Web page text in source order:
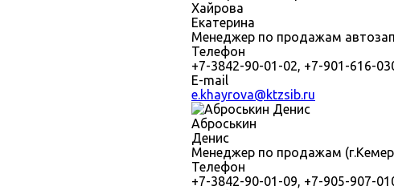
Хайрова
Екатерина
Менеджер по продажам
Телефон
+7-3842-90-01-02, +7-901-616-
E-mail
e.khayrova@ktzsib.ru
Аброськин
Денис
Менеджер по продажам
Телефон
+7-3842-90-01-09, +7-905-907-